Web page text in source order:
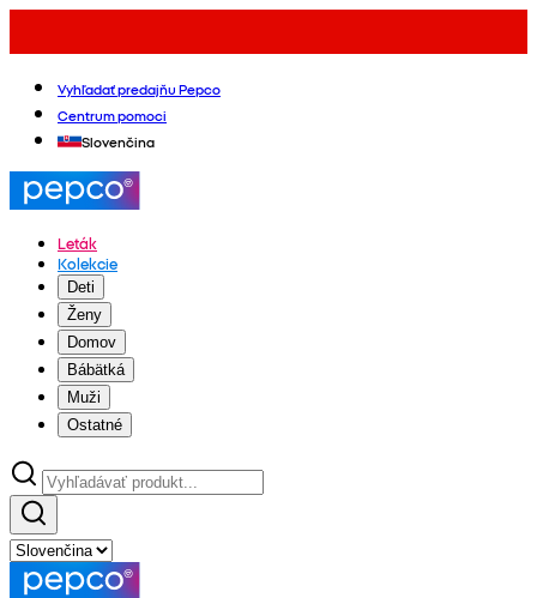
Vyhľadať predajňu Pepco
Centrum pomoci
Slovenčina
Leták
Kolekcie
Deti
Ženy
Domov
Bábätká
Muži
Ostatné